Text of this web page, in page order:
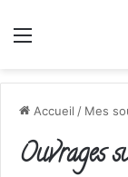
Menu
Accueil / Mes
Ouvrages